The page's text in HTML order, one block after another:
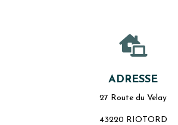

ADRESSE
27 Route du Velay
43220 RIOTORD